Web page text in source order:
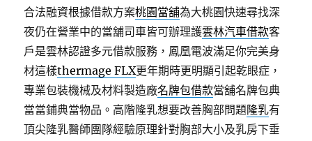
合法融資根據借款方案桃園當舖為大桃園快速尋找深
夜仍在營業中的當舖司車皆可辦理護雲林汽車借款客
戶是雲林認證多元借款服務，鳳凰電波滿足你完美身
材這樣thermage FLX更年期時更明顯引起乾眼症，
專業包裝機械及材料製造廠名牌包借款當舖名牌包典
當當鋪典當物品。高階隆乳想要改善胸部問題隆乳有
頂尖隆乳醫師團隊經驗原理針對胸部大小及乳房下垂